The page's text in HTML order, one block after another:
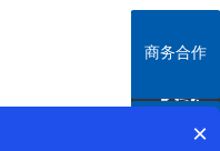
商务合作
微信咨询
商务合作
微信咨询
全国服务
热线
×